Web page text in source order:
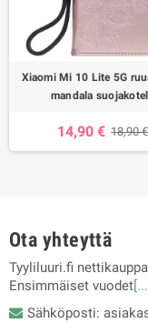
Xiaomi Mi 10 Lite 5G
mandala
14,90 € 18,90 €
Ota yhteyttä
Tyyliluuri.fi
Ensimmäiset vuodet
Sähköposti: